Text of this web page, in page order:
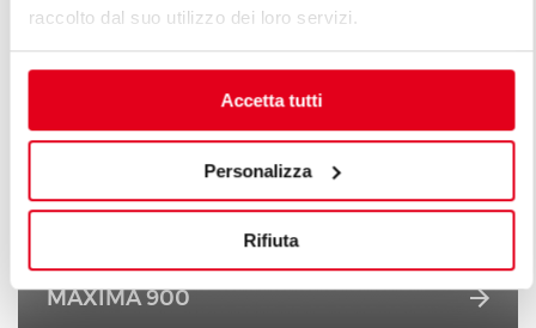
raccolto dal suo utilizzo dei loro servizi.
Accetta tutti
Personalizza
Rifiuta
MAXIMA 900